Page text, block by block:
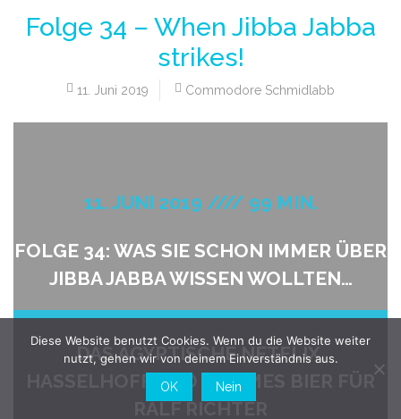
Folge 34 – When Jibba Jabba
strikes!
11. Juni 2019 Commodore Schmidlabb
11. JUNI 2019 //// 99 MIN.
FOLGE 34: WAS SIE SCHON IMMER ÜBER
JIBBA JABBA WISSEN WOLLTEN…
DAS ÄGYPTISCHE NETFLIX,
HASSELHOFF UND WARMES BIER FÜR
RALF RICHTER
Diese Website benutzt Cookies. Wenn du die Website weiter
nutzt, gehen wir von deinem Einverständnis aus.
OK
Nein